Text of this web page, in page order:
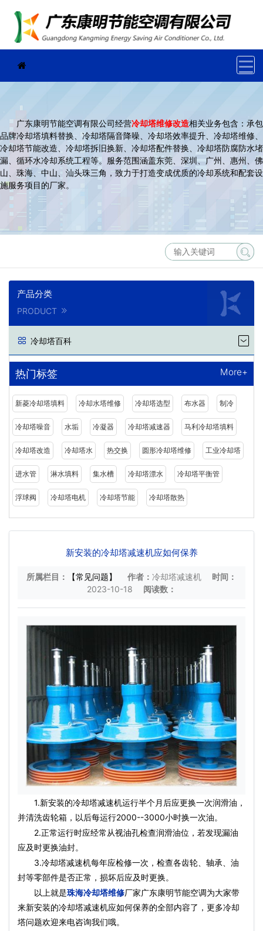
广东康明节能空调有限公司经营冷却塔维修改造相关业务包含：承包
品牌冷却塔填料替换、冷却塔隔音降噪、冷却塔效率提升、冷却塔维修、
冷却塔节能改造、冷却塔拆旧换新、冷却塔配件替换、冷却塔防腐防水堵
漏、循环水冷却系统工程等。服务范围涵盖东莞、深圳、广州、惠州、佛
山、珠海、中山、汕头珠三角，致力于打造变成优质的冷却系统和配套设
施服务项目的厂家。
产品分类
PRODUCT
冷却塔百科
热门标签 More+
新菱冷却塔填料 冷却水塔维修 冷却塔选型 布水器 制冷
冷却塔噪音 水垢 冷凝器 冷却塔减速器 马利冷却塔填料
冷却塔改造 冷却塔水 热交换 圆形冷却塔维修 工业冷却塔
进水管 淋水填料 集水槽 冷却塔漂水 冷却塔平衡管
浮球阀 冷却塔电机 冷却塔节能 冷却塔散热
新安装的冷却塔减速机应如何保养
所属栏目： 【常见问题】 作者： 冷却塔减速机
时间：
2023-10-18
阅读数：
1.新安装的冷却塔减速机运行半个月后应更换一次润滑油，
并清洗齿轮箱，以后每运行2000--3000小时换一次油。
2.正常运行时应经常从视油孔检查润滑油位，若发现漏油
应及时更换油封。
3.冷却塔减速机每年应检修一次，检查各齿轮、轴承、油
封等零部件是否正常，损坏后应及时更换。
以上就是珠海冷却塔维修厂家广东康明节能空调为大家带
来新安装的冷却塔减速机应如何保养的全部内容了，更多冷却
塔问题欢迎来电咨询我们哦。